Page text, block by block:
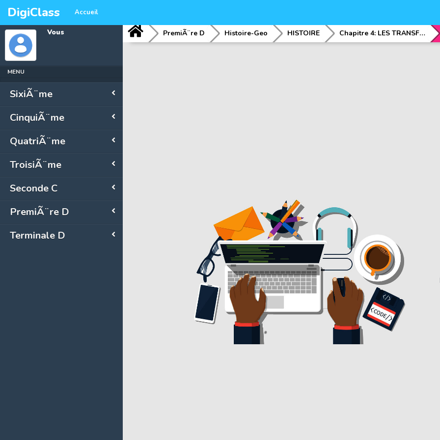
DigiClass Accueil
Vous
MENU
SixiÃ¨me
CinquiÃ¨me
QuatriÃ¨me
TroisiÃ¨me
Seconde C
PremiÃ¨re D
Terminale D
PremiÃ¨re D Histoire-Geo HISTOIRE Chapitre 4: LES TRANSFORMATIONS EN EUROPE AU XIX Ã¨me SIECLE : Les Transformations Ã©conomiques et leurs consÃ©quences